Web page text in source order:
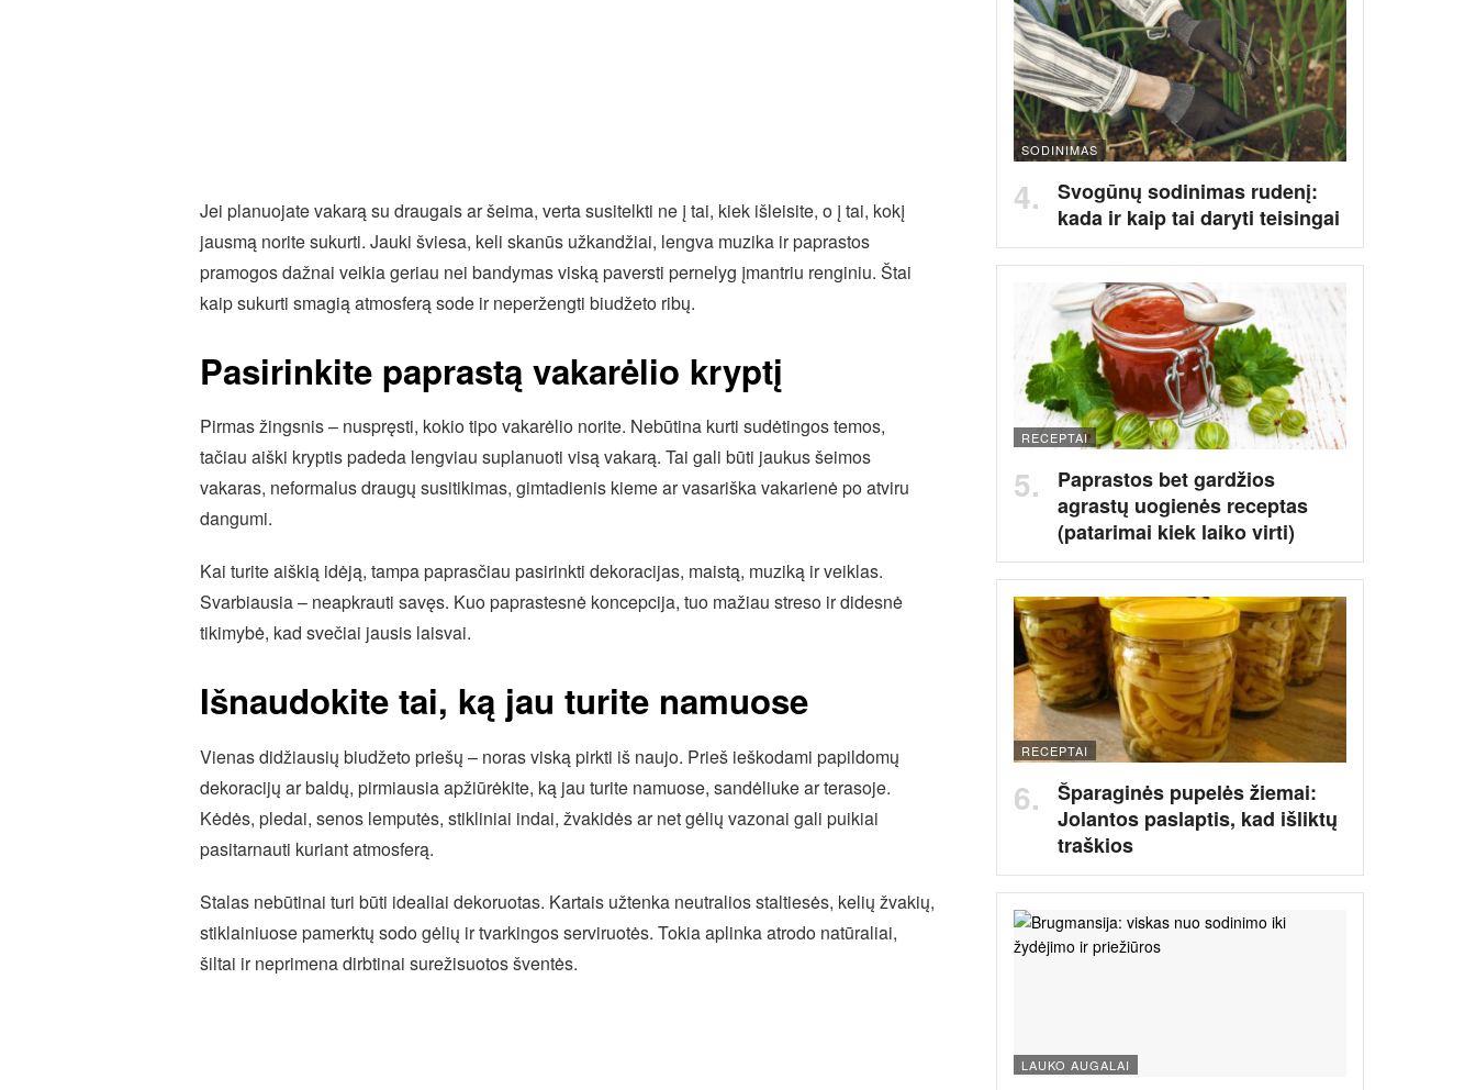
Jei planuojate vakarą su draugais ar šeima, verta susitelkti ne į tai, kiek išleisite, o į tai, kokį
jausmą norite sukurti. Jauki šviesa, keli skanūs užkandžiai, lengva muzika ir paprastos
pramogos dažnai veikia geriau nei bandymas viską paversti pernelyg įmantriu renginiu. Štai
kaip sukurti smagią atmosferą sode ir neperžengti biudžeto ribų.
Pasirinkite paprastą vakarėlio kryptį
Pirmas žingsnis – nuspręsti, kokio tipo vakarėlio norite. Nebūtina kurti sudėtingos temos,
tačiau aiški kryptis padeda lengviau suplanuoti visą vakarą. Tai gali būti jaukus šeimos
vakaras, neformalus draugų susitikimas, gimtadienis kieme ar vasariška vakarienė po atviru
dangumi.
Kai turite aiškią idėją, tampa paprasčiau pasirinkti dekoracijas, maistą, muziką ir veiklas.
Svarbiausia – neapkrauti savęs. Kuo paprastesnė koncepcija, tuo mažiau streso ir didesnė
tikimybė, kad svečiai jausis laisvai.
Išnaudokite tai, ką jau turite namuose
Vienas didžiausių biudžeto priešų – noras viską pirkti iš naujo. Prieš ieškodami papildomų
dekoracijų ar baldų, pirmiausia apžiūrėkite, ką jau turite namuose, sandėliuke ar terasoje.
Kėdės, pledai, senos lemputės, stikliniai indai, žvakidės ar net gėlių vazonai gali puikiai
pasitarnauti kuriant atmosferą.
Stalas nebūtinai turi būti idealiai dekoruotas. Kartais užtenka neutralios staltiesės, kelių žvakių,
stiklainiuose pamerktų sodo gėlių ir tvarkingos serviruotės. Tokia aplinka atrodo natūraliai,
šiltai ir neprimena dirbtinai surežisuotos šventės.
SODINIMAS
Svogūnų sodinimas rudenį:
kada ir kaip tai daryti teisingai
RECEPTAI
Paprastos bet gardžios
agrastų uogienės receptas
(patarimai kiek laiko virti)
RECEPTAI
Šparaginės pupelės žiemai:
Jolantos paslaptis, kad išliktų
traškios
LAUKO AUGALAI